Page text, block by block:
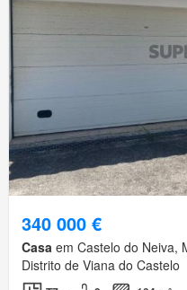
340 000 €
Casa em Castelo do Neiva,
Distrito de Viana do Castelo